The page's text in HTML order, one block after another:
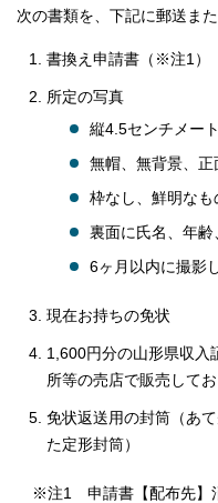
次の書類を、下記に郵送ま
書換え申請書（※注1）
所定の写真
縦4.5センチメー
無帽、無背景、正
枠なし、鮮明なも
裏面に氏名、年齢
6ヶ月以内に撮影
現在お持ちの免状
1,600円分の山形県収入
所等の売店で販売してお
免状返送用の封筒（あ
た定形封筒）
※注1 申請書【配布先】消